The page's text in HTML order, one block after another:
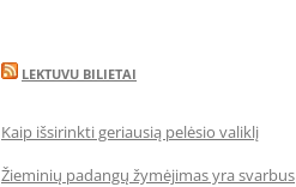
LEKTUVU BILIETAI
Kaip išsirinkti geriausią pelėsio valiklį
Žieminių padangų žymėjimas yra svarbus